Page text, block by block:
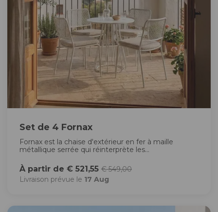
Set de 4 Fornax
Fornax est la chaise d'extérieur en fer à maille
métallique serrée qui réinterprète les...
À partir de € 521,55 € 549,00
Livraison prévue le 17 Aug